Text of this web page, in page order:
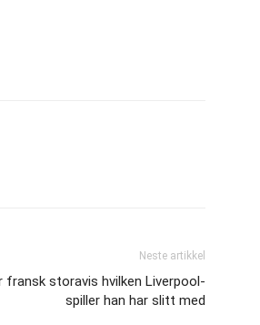
Neste artikkel
fransk storavis hvilken Liverpool-
spiller han har slitt med